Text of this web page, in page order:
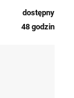
dostępny
48 godzin